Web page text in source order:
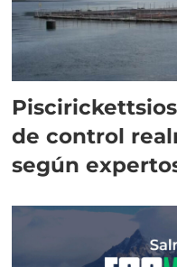
de control
según